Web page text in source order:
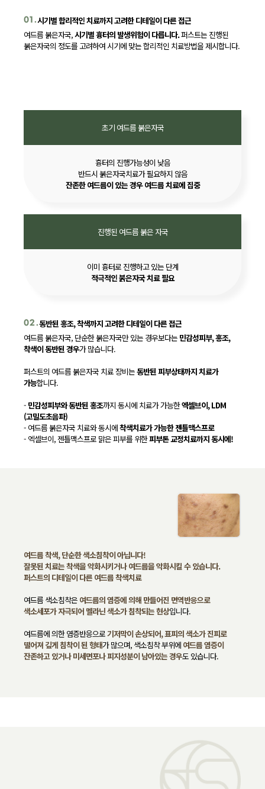
01.시기별 합리적인 치료까지 고려한 디테일이 다른 접근
여드름 붉은자국,시기별 흉터의 발생위험이 다릅니다.퍼스트는 진행된
붉은자국의 정도를 고려하여 시기에 맞는 합리적인 치료방법을 제시합니다.
초기 여드름 붉은자국
흉터의 진행가능성이 낮음
반드시 붉은자국치료가 필요하지 않음
잔존한 여드름이 있는 경우 여드름 치료에 집중
진행된 여드름 붉은 자국
이미 흉터로 진행하고 있는 단계
적극적인 붉은자국 치료 필요
02.동반된 홍조, 착색까지 고려한 디테일이 다른 접근
여드름 붉은자국, 단순한 붉은자국만 있는 경우보다는 민감성피부, 홍조,
착색이 동반된 경우가 많습니다.
퍼스트의 여드름 붉은자국 치료 장비는동반된 피부상태까지 치료가
가능합니다.
- 민감성피부와 동반된 홍조까지 동시에 치료가 가능한엑셀브이, LDM
(고밀도초음파)
- 여드름 붉은자국 치료와 동시에착색치료가 가능한 젠틀맥스프로
- 엑셀브이, 젠틀맥스프로 맑은 피부를 위한피부톤 교정치료까지 동시에!
여드름 착색, 단순한 색소침착이 아닙니다!
잘못된 치료는 착색을 악화시키거나 여드름을 악화시킬 수 있습니다.
퍼스트의 디테일이 다른 여드름 착색치료
여드름 색소침착은 여드름의 염증에 의해 만들어진 면역반응으로
색소세포가 자극되어 멜라닌 색소가 침착되는 현상입니다.
여드름에 의한 염증반응으로기저막이 손상되어, 표피의 색소가 진피로
떨어져 깊게 침착이 된 형태가 많으며, 색소침착 부위에 여드름 염증이
잔존하고 있거나 미세면포나 피지성분이 남아있는 경우도 있습니다.